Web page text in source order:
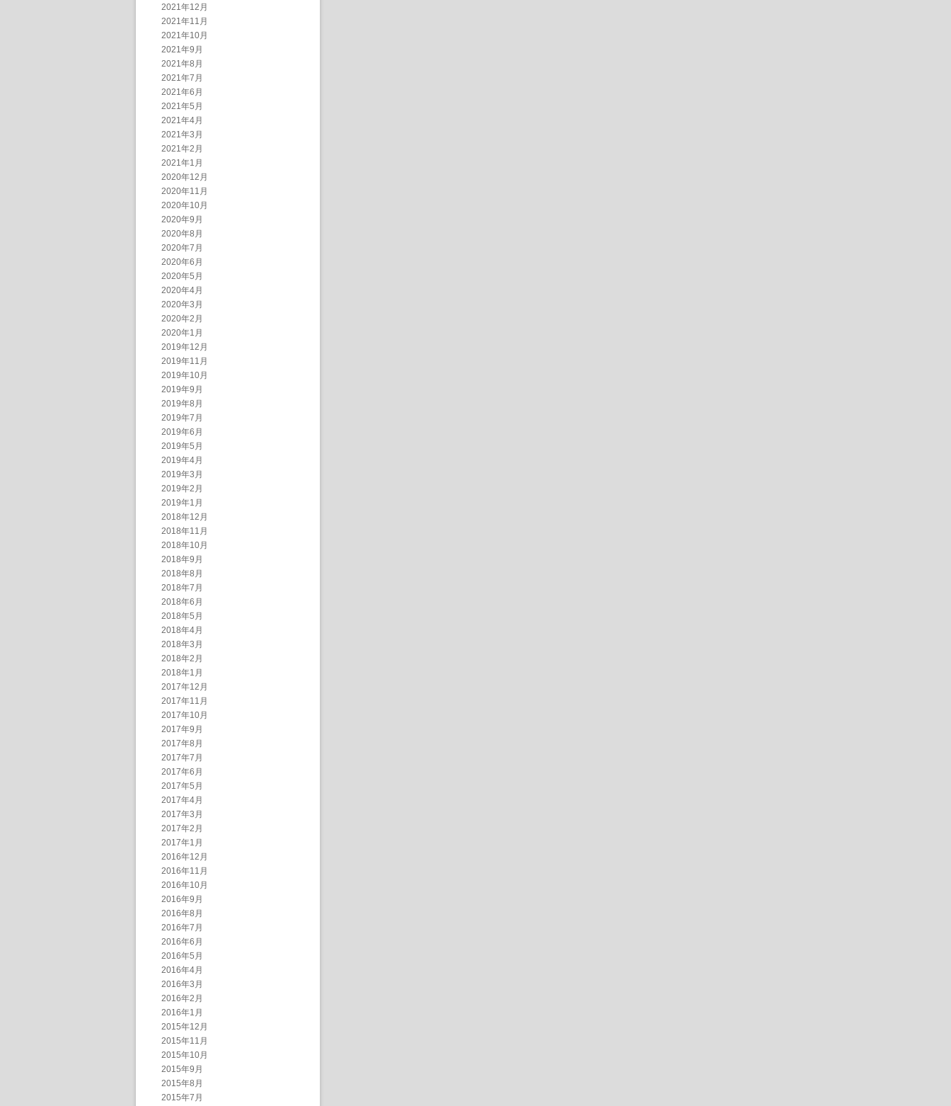
2021年12月
2021年11月
2021年10月
2021年9月
2021年8月
2021年7月
2021年6月
2021年5月
2021年4月
2021年3月
2021年2月
2021年1月
2020年12月
2020年11月
2020年10月
2020年9月
2020年8月
2020年7月
2020年6月
2020年5月
2020年4月
2020年3月
2020年2月
2020年1月
2019年12月
2019年11月
2019年10月
2019年9月
2019年8月
2019年7月
2019年6月
2019年5月
2019年4月
2019年3月
2019年2月
2019年1月
2018年12月
2018年11月
2018年10月
2018年9月
2018年8月
2018年7月
2018年6月
2018年5月
2018年4月
2018年3月
2018年2月
2018年1月
2017年12月
2017年11月
2017年10月
2017年9月
2017年8月
2017年7月
2017年6月
2017年5月
2017年4月
2017年3月
2017年2月
2017年1月
2016年12月
2016年11月
2016年10月
2016年9月
2016年8月
2016年7月
2016年6月
2016年5月
2016年4月
2016年3月
2016年2月
2016年1月
2015年12月
2015年11月
2015年10月
2015年9月
2015年8月
2015年7月